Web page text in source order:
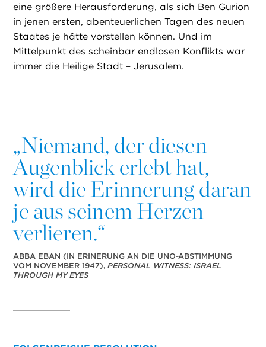
eine größere Herausforderung, als sich Ben Gurion
in jenen ersten, abenteuerlichen Tagen des neuen
Staates je hätte vorstellen können. Und im
Mittelpunkt des scheinbar endlosen Konflikts war
immer die Heilige Stadt – Jerusalem.
„Niemand, der diesen
Augenblick erlebt hat,
wird die Erinnerung daran
je aus seinem Herzen
verlieren.“
ABBA EBAN (IN ERINERUNG AN DIE UNO-ABSTIMMUNG
VOM NOVEMBER 1947),PERSONAL WITNESS: ISRAEL
THROUGH MY EYES